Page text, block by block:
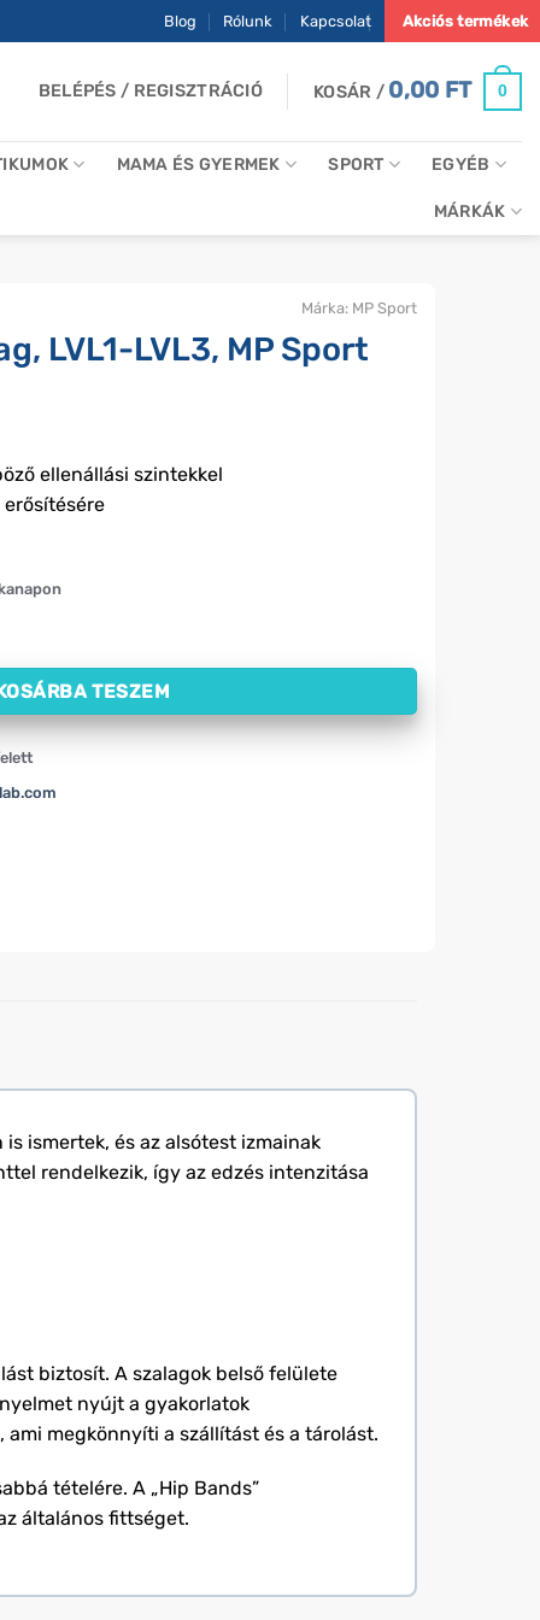
Blog Rólunk Kapcsolat Akciós termékek
BELÉPÉS / REGISZTRÁCIÓ KOSÁR / 0,00 FT 0
MAMA ÉS GYERMEK SPORT EGYÉB
MÁRKÁK
LVL1-LVL3, MP Sport
ellenállási szintekkel
Sport mennyiség
TESZEM
Márka: MP Sport
ismertek, és az alsótest izmainak
rendelkezik, így az edzés intenzitása
biztosít. A szalagok belső felülete
nyújt a gyakorlatok
megkönnyíti a szállítást és a tárolást.
tételére. A „Hip Bands”
általános fittséget.